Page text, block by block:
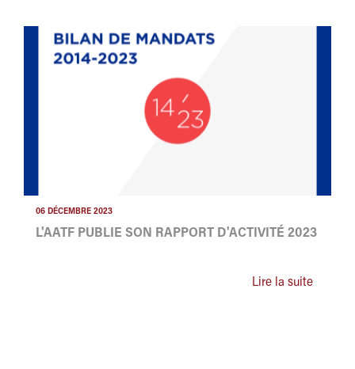
06 DÉCEMBRE 2023
L'AATF PUBLIE SON RAPPORT D'ACTIVITÉ 2023
Lire la suite